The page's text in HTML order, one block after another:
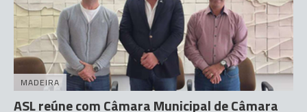
MADEIRA
ASL reúne com Câmara Municipal de Câmara